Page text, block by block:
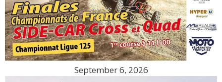
September 6, 2026